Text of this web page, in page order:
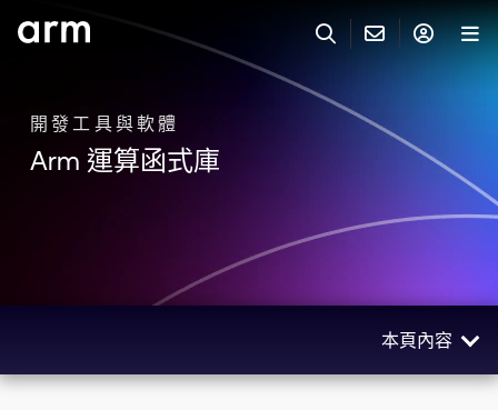
聯絡技術支援
Flexible Access 企業版
其他事項
Arm 帳號
產品
開發工具與軟體
Arm 運算函式庫
本頁內容
概述